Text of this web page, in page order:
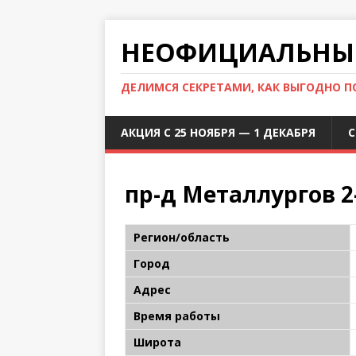
ДЕЛИМСЯ СЕКРЕТАМИ, КАК ВЫГОДНО
АКЦИЯ С 25 НОЯБРЯ — 1 ДЕКАБРЯ
пр-д Металлургов
Регион/область
Город
Адрес
Время работы
Широта